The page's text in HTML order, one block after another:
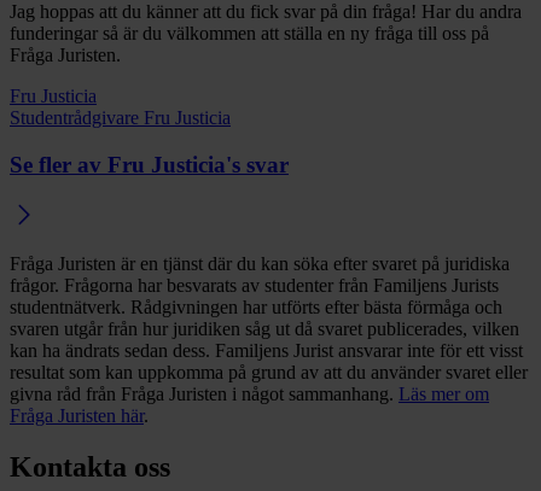
Jag hoppas att du känner att du fick svar på din fråga! Har du andra
funderingar så är du välkommen att ställa en ny fråga till oss på
Fråga Juristen.
Fru Justicia
Studentrådgivare Fru Justicia
Se fler av Fru Justicia's svar
Fråga Juristen är en tjänst där du kan söka efter svaret på juridiska
frågor. Frågorna har besvarats av studenter från Familjens Jurists
studentnätverk. Rådgivningen har utförts efter bästa förmåga och
svaren utgår från hur juridiken såg ut då svaret publicerades, vilken
kan ha ändrats sedan dess. Familjens Jurist ansvarar inte för ett visst
resultat som kan uppkomma på grund av att du använder svaret eller
givna råd från Fråga Juristen i något sammanhang. Läs mer om
Fråga Juristen här.
Kontakta oss